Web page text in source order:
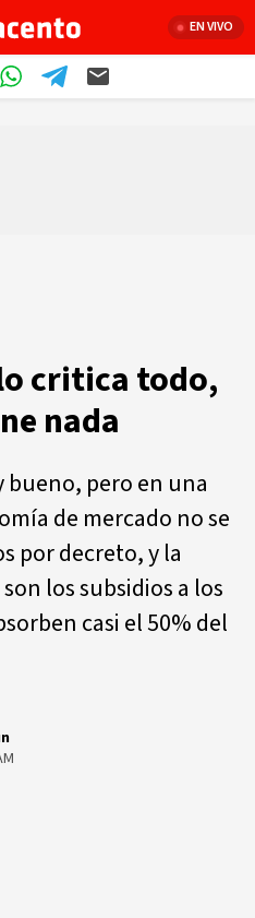
EN VIVO
critica todo,
nada
pero en una
de mercado no se
por decreto, y la
los subsidios a los
casi el 50% del